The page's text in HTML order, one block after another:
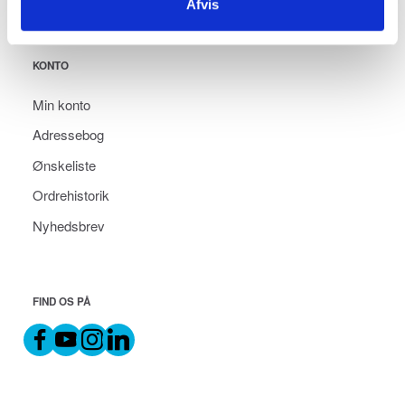
Afvis
KONTO
Min konto
Adressebog
Ønskeliste
Ordrehistorik
Nyhedsbrev
FIND OS PÅ